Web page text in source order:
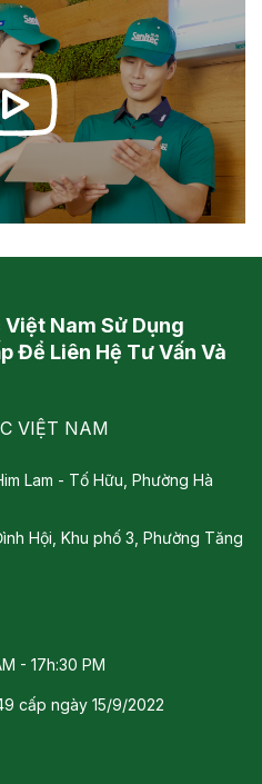
Nam Sử Dụng
Để Liên Hệ Tư Vấn Và
VIỆT NAM
Lam - Tố Hữu, Phường Hà
Hội, Khu phố 3, Phường Tăng
- 17h:30 PM
cấp ngày 15/9/2022